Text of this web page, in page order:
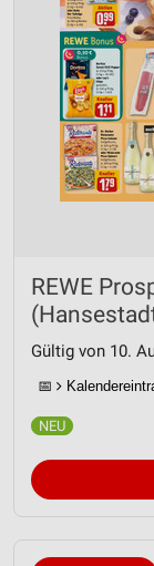
REWE
Gültig von 10.
📅